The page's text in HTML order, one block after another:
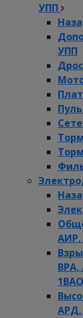
УПП
УПП
АИР,
ВРА,